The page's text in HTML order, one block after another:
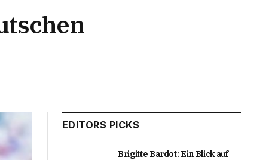
EDITORS PICKS
Brigitte Bardot: Ein Blick auf